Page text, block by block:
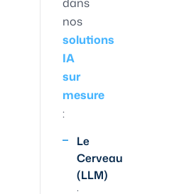
nos
solutions
IA
sur
mesure
:
Le
Cerveau
(LLM)